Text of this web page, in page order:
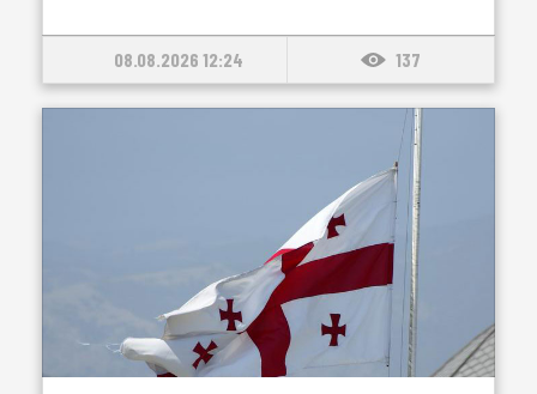
08.08.2026 12:24 137